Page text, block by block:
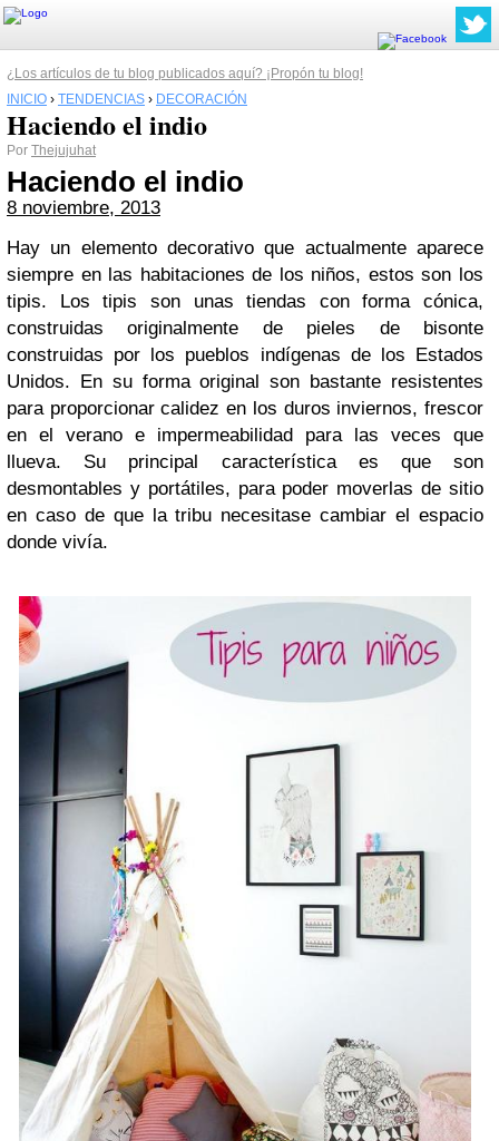
¿Los artículos de tu blog publicados aquí? ¡Propón tu blog!
INICIO › TENDENCIAS › DECORACIÓN
Haciendo el indio
Por Thejujuhat
Haciendo el indio
8 noviembre, 2013
Hay un elemento decorativo que actualmente aparece
siempre en las habitaciones de los niños, estos son los
tipis. Los tipis son unas tiendas con forma cónica,
construidas originalmente de pieles de bisonte
construidas por los pueblos indígenas de los Estados
Unidos. En su forma original son bastante resistentes
para proporcionar calidez en los duros inviernos, frescor
en el verano e impermeabilidad para las veces que
llueva. Su principal característica es que son
desmontables y portátiles, para poder moverlas de sitio
en caso de que la tribu necesitase cambiar el espacio
donde vivía.